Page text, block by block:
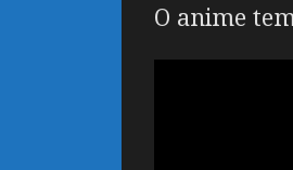
O anime